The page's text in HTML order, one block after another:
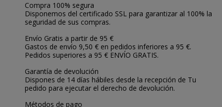
Compra 100% segura
Disponemos del certificado SSL para garantizar al 100% la
seguridad de sus compras.
Envío Gratis a partir de 95 €
Gastos de envío 9,50 € en pedidos inferiores a 95 €.
Pedidos superiores a 95 € ENVÍO GRATIS.
Garantía de devolución
Dispones de 14 días hábiles desde la recepción de Tu
pedido para ejecutar el derecho de devolución.
Métodos de pago